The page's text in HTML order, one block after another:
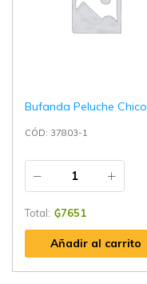
Bufanda Peluche Chico
CÓD: 37803-1
Total: ₲7651
Añadir al carrito